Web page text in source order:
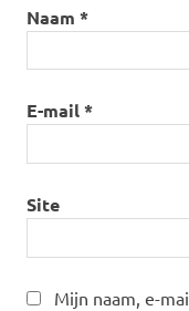
Naam *
E-mail*
Site
Mijn naam, e-